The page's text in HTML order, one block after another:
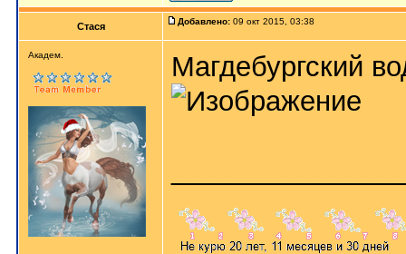
Стася Добавлено: 09 окт 2015, 03:38
Aкaдeм. Магдебургский